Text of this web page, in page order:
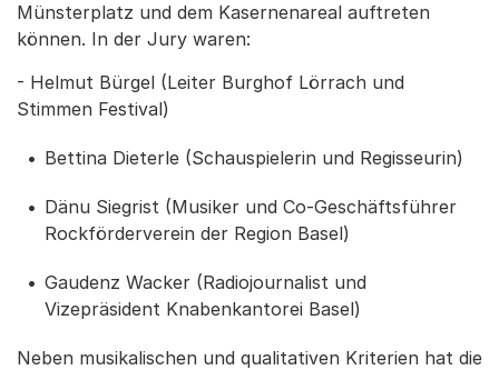
Münsterplatz und dem Kasernenareal auftreten
können. In der Jury waren:
- Helmut Bürgel (Leiter Burghof Lörrach und
Stimmen Festival)
Bettina Dieterle (Schauspielerin und Regisseurin)
Dänu Siegrist (Musiker und Co-Geschäftsführer
Rockförderverein der Region Basel)
Gaudenz Wacker (Radiojournalist und
Vizepräsident Knabenkantorei Basel)
Neben musikalischen und qualitativen Kriterien hat die